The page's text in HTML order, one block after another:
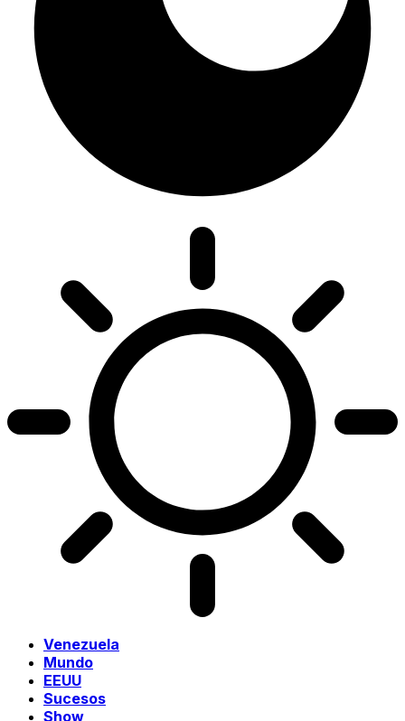
Venezuela
Mundo
EEUU
Sucesos
Show